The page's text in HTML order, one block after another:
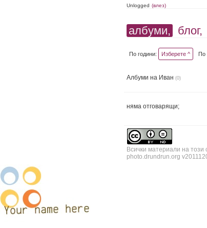
Unlogged (влез)
албуми, блог,
По години: Изберете ^ По
Албуми на Иван (0)
няма отговарящи;
Всички материали на този
photo.drundrun.org